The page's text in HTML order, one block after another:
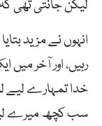
لیکن جانتی تھی
انہوں نے مزید
رہیں، اور آخر میں
خدا تمہارے لیے
سب کچھ میرے